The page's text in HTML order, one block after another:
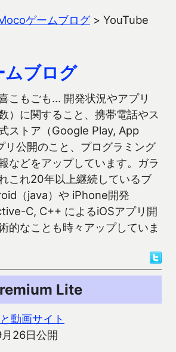
ゲームブログ> YouTube
ブログ
こもごも… 開発状況やアプリ
）に関すること、携帯電話やス
ストア（Google Play, App
公開のこと、プログラミング
などをアップしています。ガラ
これ20年以上継続しているブ
（java）や iPhone開発
C, C++ によるiOSアプリ開
的なことも時々アップしていま
Lite
動画サイト
26日公開